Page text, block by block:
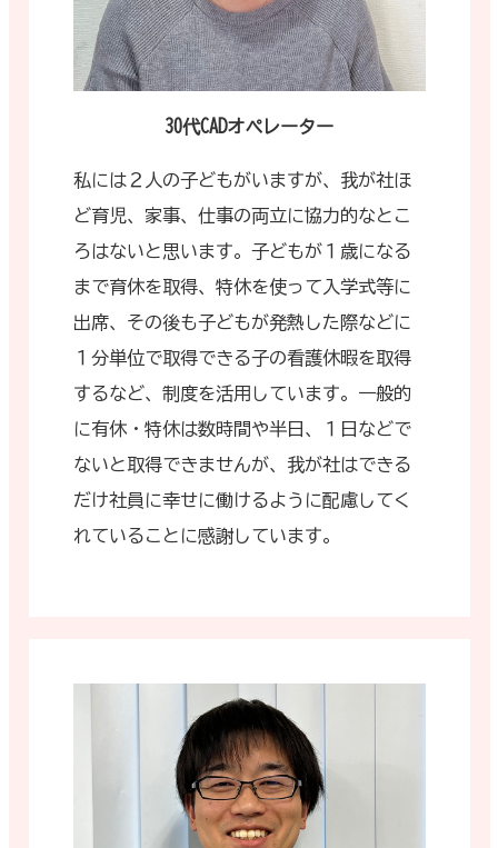
30代CADオペレーター
私には２人の子どもがいますが、我が社ほ
ど育児、家事、仕事の両立に協力的なとこ
ろはないと思います。子どもが１歳になる
まで育休を取得、特休を使って入学式等に
出席、その後も子どもが発熱した際などに
１分単位で取得できる子の看護休暇を取得
するなど、制度を活用しています。一般的
に有休・特休は数時間や半日、１日などで
ないと取得できませんが、我が社はできる
だけ社員に幸せに働けるように配慮してく
れていることに感謝しています。